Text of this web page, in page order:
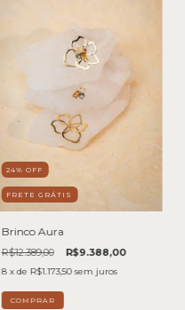
24%OFF
FRETE GRÁTIS
Brinco Aura
R$12.389,00 R$9.388,00
8 x de R$1.173,50 sem juros